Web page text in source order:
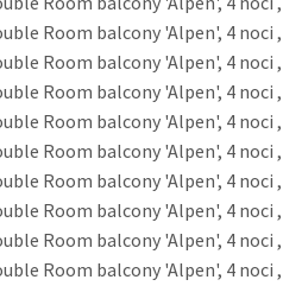
Room balcony 'Alpen', 4 noci
Room balcony 'Alpen', 4 noci
Room balcony 'Alpen', 4 noci
Room balcony 'Alpen', 4 noci
Room balcony 'Alpen', 4 noci
Room balcony 'Alpen', 4 noci
Room balcony 'Alpen', 4 noci
Room balcony 'Alpen', 4 noci
Room balcony 'Alpen', 4 noci